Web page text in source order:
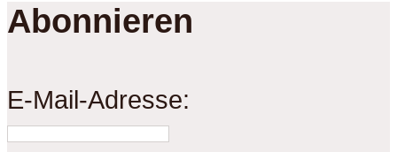
Abonnieren
E-Mail-Adresse: